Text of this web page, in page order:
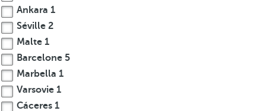
h
e
d
o
w
n
a
Ankara 1
Séville 2
Malte 1
Barcelone 5
Marbella 1
Varsovie 1
Cáceres 1